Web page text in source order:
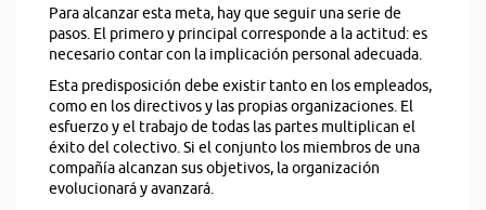
Para alcanzar esta meta, hay que seguir una serie de
pasos. El primero y principal corresponde a la actitud: es
necesario contar con la implicación personal adecuada.
Esta predisposición debe existir tanto en los empleados,
como en los directivos y las propias organizaciones. El
esfuerzo y el trabajo de todas las partes multiplican el
éxito del colectivo. Si el conjunto los miembros de una
compañía alcanzan sus objetivos, la organización
evolucionará y avanzará.